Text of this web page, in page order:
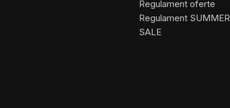
Regulament oferte
Regulament SUMMER
SALE